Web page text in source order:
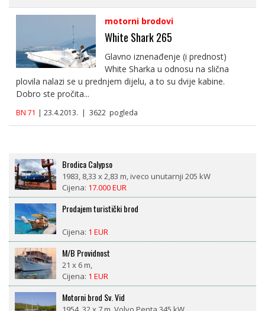
motorni brodovi
White Shark 265
Glavno iznenađenje (i prednost)
White Sharka u odnosu na slična
plovila nalazi se u prednjem dijelu, a to su dvije kabine.
Dobro ste pročita...
BN 71 | 23.4.2013. | 3622 pogleda
Brodica Calypso
1983, 8,33 x 2,83 m, iveco unutarnji 205 kW
Cijena: 17.000 EUR
Prodajem turistički brod
Cijena: 1 EUR
M/B Providnost
21 x 6 m,
Cijena: 1 EUR
Motorni brod Sv. Vid